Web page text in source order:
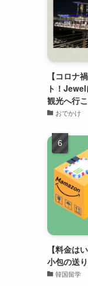
【コロナ
ト！
観光へ行
おでかけ
【料金は
小包の送
韓国留学